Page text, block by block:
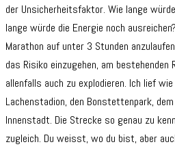
der Unsicherheitsfaktor. Wie lange
lange würde die Energie noch
Marathon auf unter 3 Stunden
das Risiko einzugehen, am bestehenden
allenfalls auch zu explodieren. Ich lief
Lachenstadion, den Bonstettenpark,
Innenstadt. Die Strecke so genau zu
zugleich. Du weisst, wo du bist, aber